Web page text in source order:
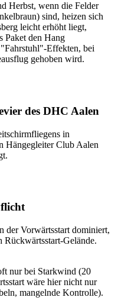
Herbst, wenn die Felder
sind, heizen sich
leicht erhöht liegt,
Paket den Hang
Effekten, bei
gehoben wird.
des DHC Aalen
in
Hängegleiter Club Aalen
der Vorwärtsstart dominiert,
Rückwärtsstart-Gelände.
nur bei Starkwind (20
wäre hier nicht nur
mangelnde Kontrolle).